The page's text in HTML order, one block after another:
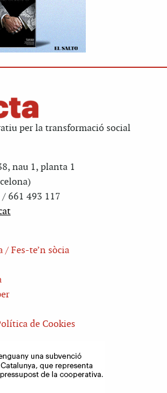
per la transformació social
nau 1, planta 1
/ 661 493 117
/ Fes-te’n sòcia
de Cookies